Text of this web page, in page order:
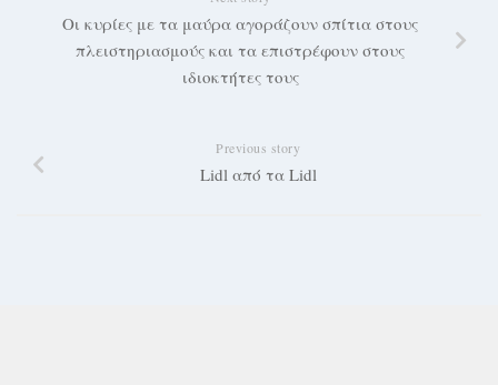
Οι κυρίες με τα μαύρα αγοράζουν σπίτια στους
πλειστηριασμούς και τα επιστρέφουν στους
ιδιοκτήτες τους
Previous story
Lidl από τα Lidl